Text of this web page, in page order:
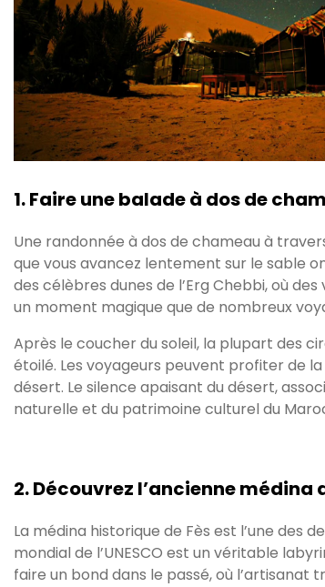
1. Faire une balade à dos de
Une randonnée à dos de chameau à
que vous avancez lentement sur le sable
des célèbres dunes de l’Erg Chebbi, où
un moment magique que de nombreux
Après le coucher du soleil, la plupart des
étoilé. Les voyageurs peuvent profiter de
désert. Le silence apaisant du désert,
naturelle et du patrimoine culturel du
2. Découvrez l’ancienne médina
La médina historique de Fès est l’une des
mondial de l’UNESCO est un véritable
faire un bond dans le passé, où